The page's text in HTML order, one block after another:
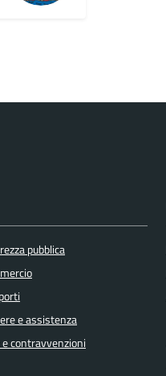
pubblica
e assistenza
contravvenzioni